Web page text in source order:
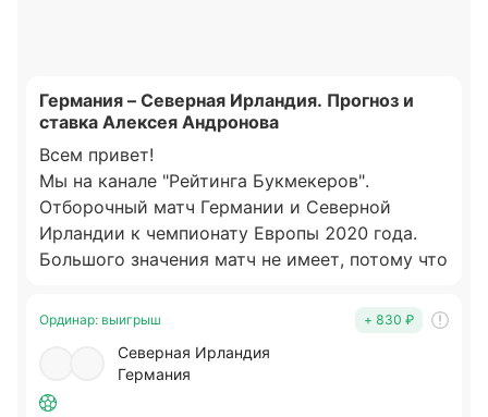
Германия – Северная Ирландия. Прогноз и
ставка Алексея Андронова
Всем привет!
Мы на канале "Рейтинга Букмекеров".
Отборочный матч Германии и Северной
Ирландии к чемпионату Европы 2020 года.
Большого значения матч не имеет, потому что
часть, как и Германия.
серьезный соперник. Нидерландам не удалось
обыграть Северную Ирландию. Для немцев
Ординар: выигрыш + 830 ₽
Северная Ирландия
Германия